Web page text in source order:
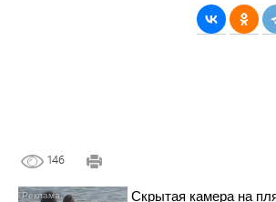
146
Скрытая камера на